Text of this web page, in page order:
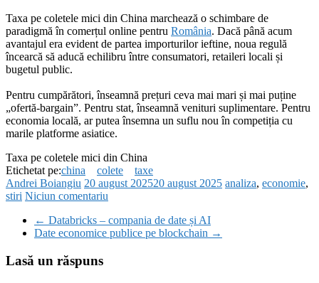
Taxa pe coletele mici din China marchează o schimbare de
paradigmă în comerțul online pentru România. Dacă până acum
avantajul era evident de partea importurilor ieftine, noua regulă
încearcă să aducă echilibru între consumatori, retaileri locali și
bugetul public.
Pentru cumpărători, înseamnă prețuri ceva mai mari și mai puține
„ofertă-bargain”. Pentru stat, înseamnă venituri suplimentare. Pentru
economia locală, ar putea însemna un suflu nou în competiția cu
marile platforme asiatice.
Taxa pe coletele mici din China
Etichetat pe:china colete
taxe
Andrei Boiangiu 20 august 202520 august 2025 analiza, economie,
stiri Niciun comentariu
← Databricks – compania de date și AI
Date economice publice pe blockchain →
Lasă un răspuns